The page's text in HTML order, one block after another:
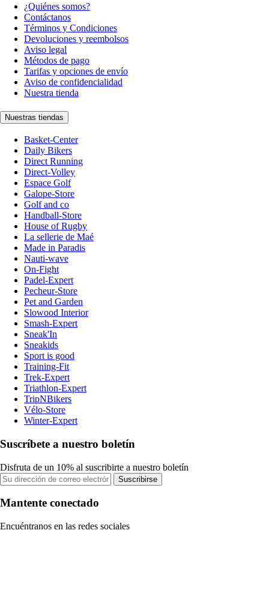
¿Quiénes somos?
Contáctanos
Términos y Condiciones
Devoluciones y reembolsos
Aviso legal
Métodos de pago
Tarifas y opciones de envío
Aviso de confidencialidad
Nuestra tienda
Nuestras tiendas
Basket-Center
Daily Bikers
Direct Running
Direct-Volley
Espace Golf
Galope-Store
Golf and co
Handball-Store
House of Rugby
La sellerie de Maé
Made in Paradis
Nauti-wave
On-Fight
Padel-Expert
Pecheur-Store
Pet and Garden
Slowood Interior
Smash-Expert
Sneak'In
Sneakids
Sport is good
Training-Fit
Trek-Expert
Triathlon-Expert
TripNBikers
Vélo-Store
Winter-Expert
Suscríbete a nuestro boletín
Disfruta de un 10% al suscribirte a nuestro boletín
Suscribirse
Mantente conectado
Encuéntranos en las redes sociales